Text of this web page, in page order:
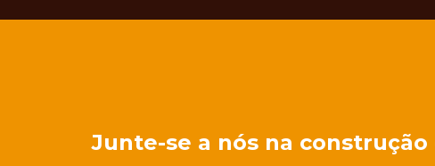
Junte-se a nós na